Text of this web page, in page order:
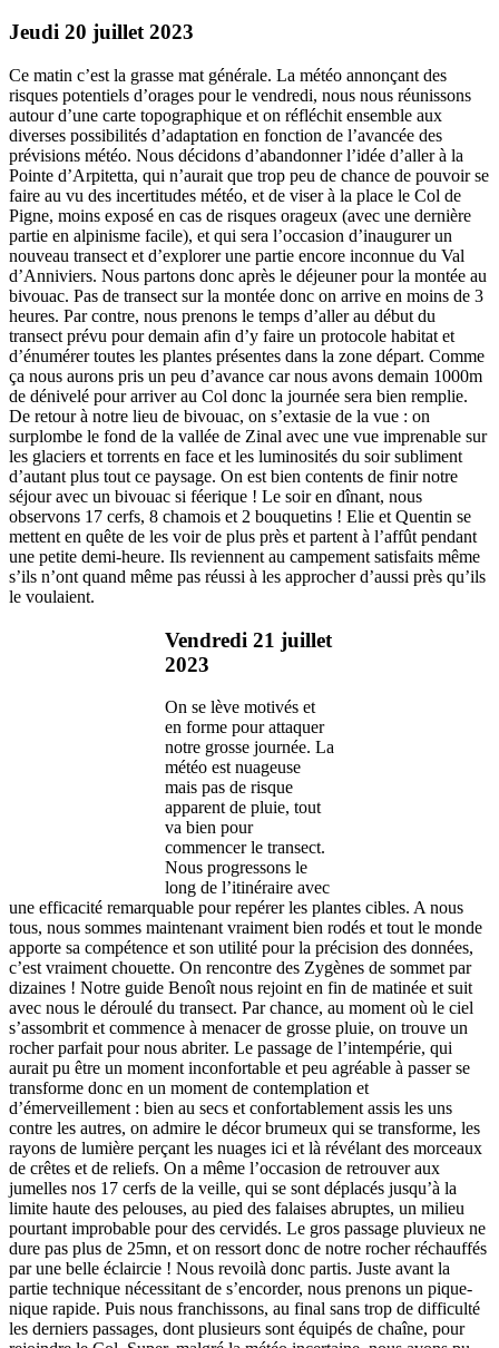
Jeudi 20 juillet 2023
Ce matin c’est la grasse mat générale. La météo annonçant des
risques potentiels d’orages pour le vendredi, nous nous réunissons
autour d’une carte topographique et on réfléchit ensemble aux
diverses possibilités d’adaptation en fonction de l’avancée des
prévisions météo. Nous décidons d’abandonner l’idée d’aller à la
Pointe d’Arpitetta, qui n’aurait que trop peu de chance de pouvoir se
faire au vu des incertitudes météo, et de viser à la place le Col de
Pigne, moins exposé en cas de risques orageux (avec une dernière
partie en alpinisme facile), et qui sera l’occasion d’inaugurer un
nouveau transect et d’explorer une partie encore inconnue du Val
d’Anniviers. Nous partons donc après le déjeuner pour la montée au
bivouac. Pas de transect sur la montée donc on arrive en moins de 3
heures. Par contre, nous prenons le temps d’aller au début du
transect prévu pour demain afin d’y faire un protocole habitat et
d’énumérer toutes les plantes présentes dans la zone départ. Comme
ça nous aurons pris un peu d’avance car nous avons demain 1000m
de dénivelé pour arriver au Col donc la journée sera bien remplie.
De retour à notre lieu de bivouac, on s’extasie de la vue : on
surplombe le fond de la vallée de Zinal avec une vue imprenable sur
les glaciers et torrents en face et les luminosités du soir subliment
d’autant plus tout ce paysage. On est bien contents de finir notre
séjour avec un bivouac si féerique ! Le soir en dînant, nous
observons 17 cerfs, 8 chamois et 2 bouquetins ! Elie et Quentin se
mettent en quête de les voir de plus près et partent à l’affût pendant
une petite demi-heure. Ils reviennent au campement satisfaits même
s’ils n’ont quand même pas réussi à les approcher d’aussi près qu’ils
le voulaient.
Vendredi 21 juillet
2023
On se lève motivés et
en forme pour attaquer
notre grosse journée. La
météo est nuageuse
mais pas de risque
apparent de pluie, tout
va bien pour
commencer le transect.
Nous progressons le
long de l’itinéraire avec
une efficacité remarquable pour repérer les plantes cibles. A nous
tous, nous sommes maintenant vraiment bien rodés et tout le monde
apporte sa compétence et son utilité pour la précision des données,
c’est vraiment chouette. On rencontre des Zygènes de sommet par
dizaines ! Notre guide Benoît nous rejoint en fin de matinée et suit
avec nous le déroulé du transect. Par chance, au moment où le ciel
s’assombrit et commence à menacer de grosse pluie, on trouve un
rocher parfait pour nous abriter. Le passage de l’intempérie, qui
aurait pu être un moment inconfortable et peu agréable à passer se
transforme donc en un moment de contemplation et
d’émerveillement : bien au secs et confortablement assis les uns
contre les autres, on admire le décor brumeux qui se transforme, les
rayons de lumière perçant les nuages ici et là révélant des morceaux
de crêtes et de reliefs. On a même l’occasion de retrouver aux
jumelles nos 17 cerfs de la veille, qui se sont déplacés jusqu’à la
limite haute des pelouses, au pied des falaises abruptes, un milieu
pourtant improbable pour des cervidés. Le gros passage pluvieux ne
dure pas plus de 25mn, et on ressort donc de notre rocher réchauffés
par une belle éclaircie ! Nous revoilà donc partis. Juste avant la
partie technique nécessitant de s’encorder, nous prenons un pique-
nique rapide. Puis nous franchissons, au final sans trop de difficulté
les derniers passages, dont plusieurs sont équipés de chaîne, pour